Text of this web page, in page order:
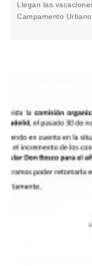
Llegan las
Campamento